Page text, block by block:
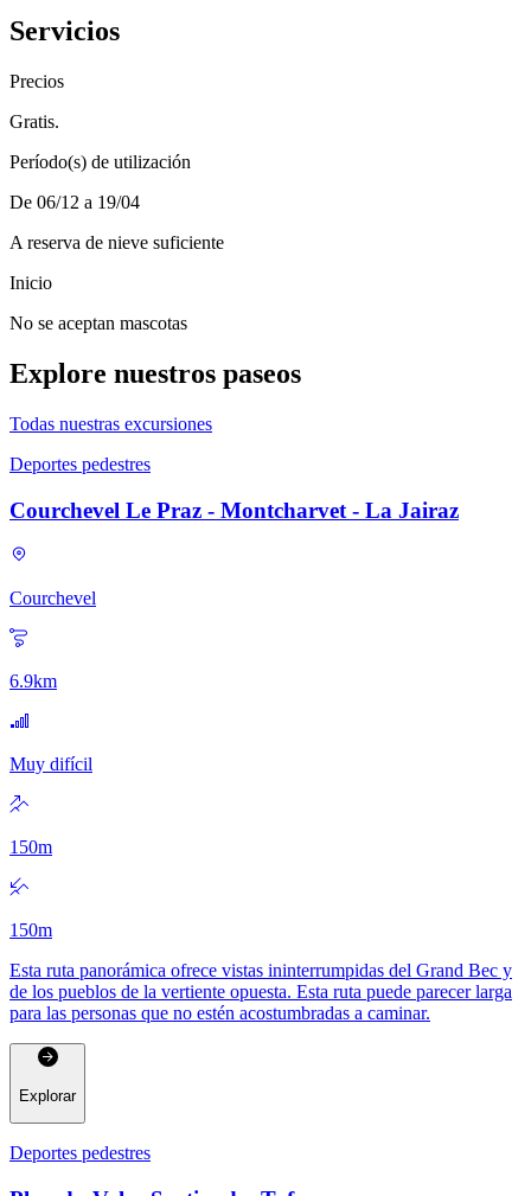
Servicios
Precios
Gratis.
Período(s) de utilización
De 06/12 a 19/04
A reserva de nieve suficiente
Inicio
No se aceptan mascotas
Explore nuestros paseos
Todas nuestras excursiones
Deportes pedestres
Courchevel Le Praz - Montcharvet - La Jairaz
Courchevel
6.9km
Muy difícil
150m
150m
Esta ruta panorámica ofrece vistas ininterrumpidas del Grand Bec y
de los pueblos de la vertiente opuesta. Esta ruta puede parecer larga
para las personas que no estén acostumbradas a caminar.
Explorar
Deportes pedestres